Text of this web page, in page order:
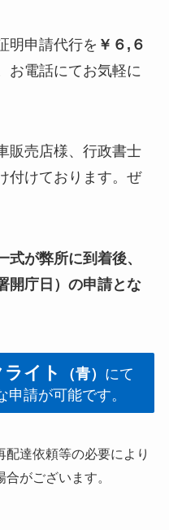
明申請代行を ￥６,６
お電話にてお気軽に
販売店様、行政書士
付けております。ぜ
が弊所に到着後、
開庁日）の申請とな
イト （青） にて
請が可能です。
達依頼等の必要により
がございます。